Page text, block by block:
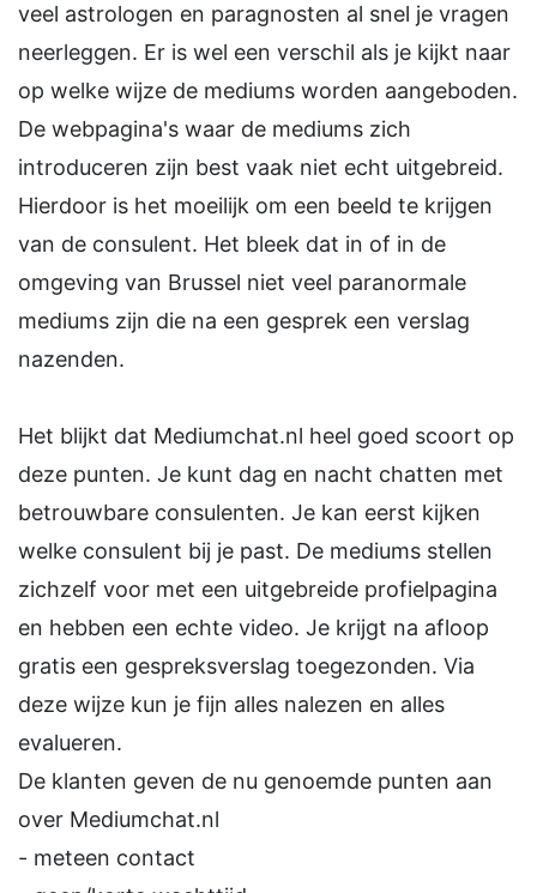
veel astrologen en paragnosten al snel je vragen
neerleggen. Er is wel een verschil als je kijkt naar
op welke wijze de mediums worden aangeboden.
De webpagina's waar de mediums zich
introduceren zijn best vaak niet echt uitgebreid.
Hierdoor is het moeilijk om een beeld te krijgen
van de consulent. Het bleek dat in of in de
omgeving van Brussel niet veel paranormale
mediums zijn die na een gesprek een verslag
nazenden.
Het blijkt dat Mediumchat.nl heel goed scoort op
deze punten. Je kunt dag en nacht chatten met
betrouwbare consulenten. Je kan eerst kijken
welke consulent bij je past. De mediums stellen
zichzelf voor met een uitgebreide profielpagina
en hebben een echte video. Je krijgt na afloop
gratis een gespreksverslag toegezonden. Via
deze wijze kun je fijn alles nalezen en alles
evalueren.
De klanten geven de nu genoemde punten aan
over Mediumchat.nl
- meteen contact